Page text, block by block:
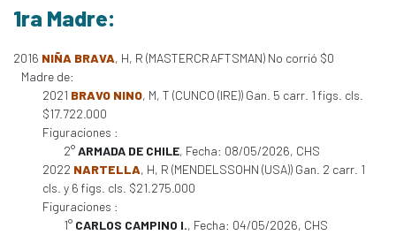
1ra Madre:
2016 NIÑA BRAVA, H, R (MASTERCRAFTSMAN) No corrió $0
Madre de:
2021 BRAVO NINO, M, T (CUNCO (IRE)) Gan. 5 carr. 1 figs. cls.
$17.722.000
Figuraciones :
2°ARMADA DE CHILE, Fecha: 08/05/2026, CHS
2022 NARTELLA, H, R (MENDELSSOHN (USA)) Gan. 2 carr. 1
cls. y 6 figs. cls. $21.275.000
Figuraciones :
1° CARLOS CAMPINO I., Fecha: 04/05/2026, CHS